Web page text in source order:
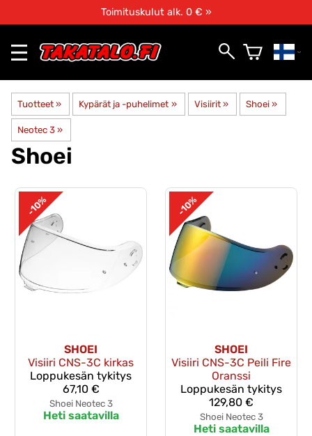
Toimituskulut alk. 0 € »
Tuotteet ‪» Kypärät ja -puhelimet ‪» Visiirit ‪» Shoei ‪»
Neotec 3 ‪»
Shoei
-10%
SHOEI
Visiiri CNS-3C kirkas
Loppukesän tykitys
67,10 €
Shoei Neotec 3
Heti saatavilla
-10%
SHOEI
Visiiri CNS-3C Peili Fire
Oranssi
Loppukesän tykitys
129,80 €
Shoei Neotec 3
Heti saatavilla